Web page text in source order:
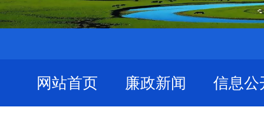
网站首页 廉政新闻 信息公